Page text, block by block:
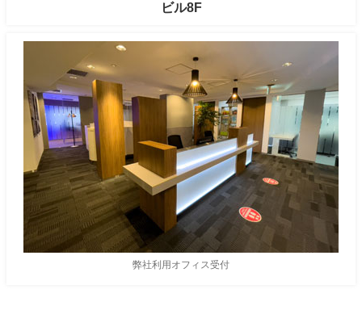
ビル8F
弊社利用オフィス受付